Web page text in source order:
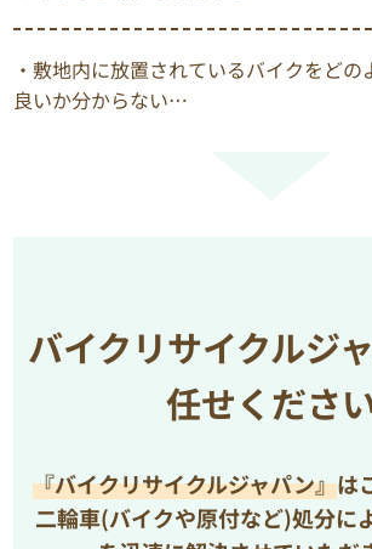
・敷地内に放置されているバイクをどの
良いか分からない…
バイクリサイクルジ
任せくださ
『バイクリサイクルジャパン』は
二輪車(バイクや原付など)処分に